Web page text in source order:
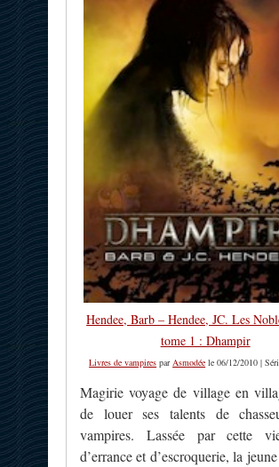
Hendee, Barb – Hendee, JC. Les
tome 1 : Dhampir
Livres de vampires parAsmodée le 06/12/2010 |
Magirie voyage de village en
de louer ses talents de
vampires. Lassée par cette
d’errance et d’escroquerie, la